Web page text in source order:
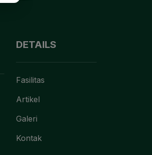
DETAILS
Fasilitas
Artikel
Galeri
Kontak